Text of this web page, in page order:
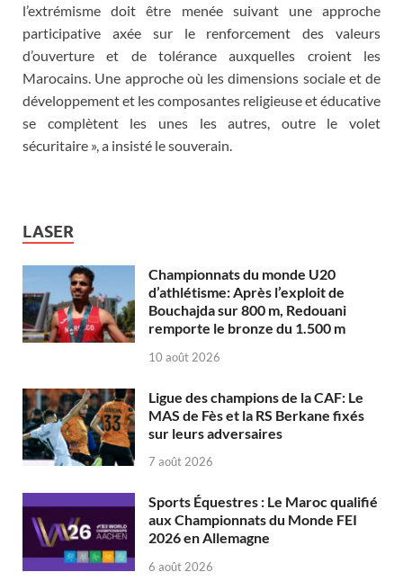
l’extrémisme doit être menée suivant une approche
participative axée sur le renforcement des valeurs
d’ouverture et de tolérance auxquelles croient les
Marocains. Une approche où les dimensions sociale et de
développement et les composantes religieuse et éducative
se complètent les unes les autres, outre le volet
sécuritaire », a insisté le souverain.
LASER
Championnats du monde U20
d’athlétisme: Après l’exploit de
Bouchajda sur 800 m, Redouani
remporte le bronze du 1.500 m
10 août 2026
Ligue des champions de la CAF: Le
MAS de Fès et la RS Berkane fixés
sur leurs adversaires
7 août 2026
Sports Équestres : Le Maroc qualifié
aux Championnats du Monde FEI
2026 en Allemagne
6 août 2026